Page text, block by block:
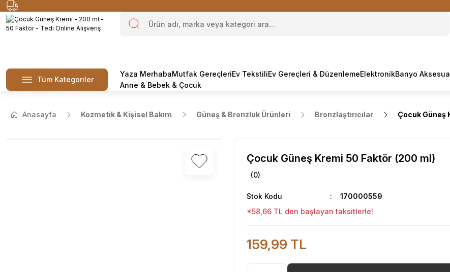
Tüm Kategoriler
Yaza MerhabaMutfak GereçleriEv TekstiliEv Gereçleri & DüzenlemeElektronikBanyo
Anne & Bebek & Çocuk
Anasayfa Kozmetik & Kişisel Bakım Güneş & Bronzluk Ürünleri Bronzlaştırıcılar Çocuk Güneş
Çocuk Güneş Kremi 50 Faktör (200 ml)
(0)
Stok Kodu
170000559
*58,66 TL den başlayan taksitlerle!
159,99 TL